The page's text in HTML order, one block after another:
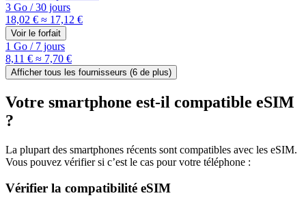
3 Go /30 jours
18,02 € ≈ 17,12 €
Voir le forfait
1 Go /7 jours
8,11 € ≈ 7,70 €
Afficher tous les fournisseurs (6 de plus)
Votre smartphone est-il compatible eSIM
?
La plupart des smartphones récents sont compatibles avec les eSIM.
Vous pouvez vérifier si c’est le cas pour votre téléphone :
Vérifier la compatibilité eSIM